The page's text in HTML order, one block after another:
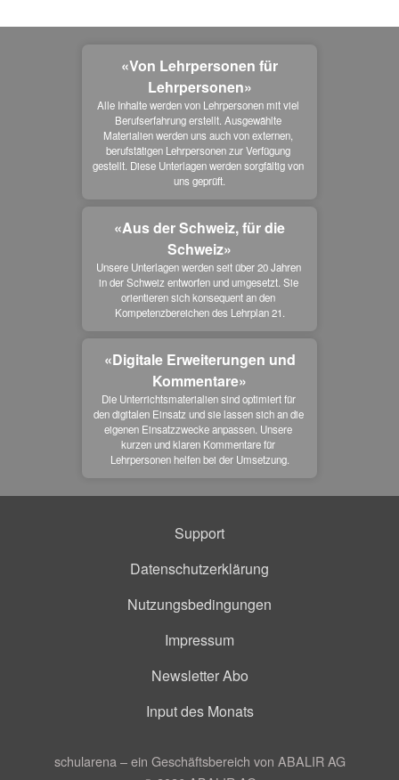
«Von Lehrpersonen für
Lehrpersonen»
Alle Inhalte werden von Lehrpersonen mit viel
Berufserfahrung erstellt. Ausgewählte
Materialien werden uns auch von externen,
berufstätigen Lehrpersonen zur Verfügung
gestellt. Diese Unterlagen werden sorgfältig von
uns geprüft.
«Aus der Schweiz, für die
Schweiz»
Unsere Unterlagen werden seit über 20 Jahren
in der Schweiz entworfen und umgesetzt. Sie
orientieren sich konsequent an den
Kompetenzbereichen des Lehrplan 21.
«Digitale Erweiterungen und
Kommentare»
Die Unterrichtsmaterialien sind optimiert für
den digitalen Einsatz und sie lassen sich an die
eigenen Einsatzzwecke anpassen. Unsere
kurzen und klaren Kommentare für
Lehrpersonen helfen bei der Umsetzung.
Support
Datenschutzerklärung
Nutzungsbedingungen
Impressum
Newsletter Abo
Input des Monats
schularena – ein Geschäftsbereich von ABALIR AG